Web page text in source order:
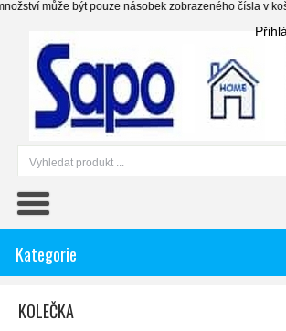
může být pouze násobek zobrazeného čísla v košíku . .
Kategorie
KOLEČKA